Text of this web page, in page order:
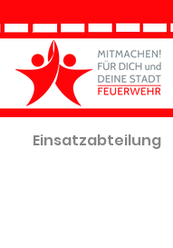
Einsatzabteilung